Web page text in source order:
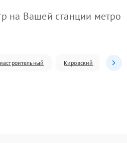
на Вашей станции метро
Кировский